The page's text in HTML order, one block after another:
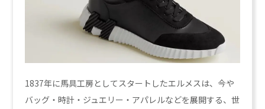
1837年に馬具工房としてスタートしたエルメスは、今や
バッグ・時計・ジュエリー・アパレルなどを展開する、世